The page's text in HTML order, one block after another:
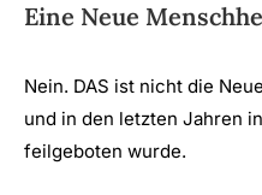
Eine Neue
Nein. DAS ist nicht die
und in den letzten Jahren
feilgeboten wurde.